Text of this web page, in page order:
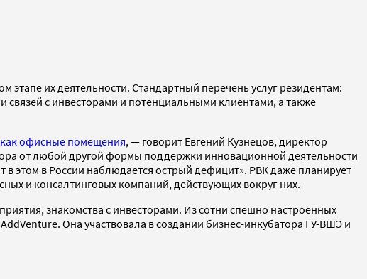
их деятельности. Стандартный перечень услуг резидентам:
с инвесторами и потенциальными клиентами, а также
офисные помещения, — говорит Евгений Кузнецов, директор
от любой другой формы поддержки инновационной деятельности
этом в России наблюдается острый дефицит». РВК даже планирует
и консалтинговых компаний, действующих вокруг них.
знакомства с инвесторами. Из сотни спешно настроенных
Она участвовала в создании бизнес-инкубатора ГУ-ВШЭ и